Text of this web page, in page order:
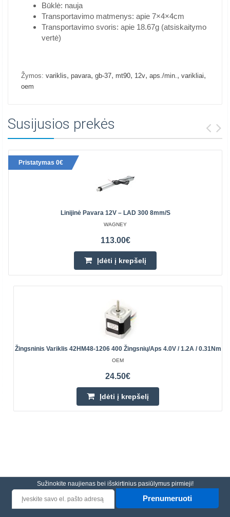
Būklė: nauja
Transportavimo matmenys: apie 7×4×4cm
Transportavimo svoris: apie 18.67g (atsiskaitymo
vertė)
Žymos: variklis, pavara, gb-37, mt90, 12v, aps./min., varikliai,
oem
Susijusios prekės
Pristatymas 0€
Linijinė Pavara 12V – LAD 300 8mm/s
WAGNEY
113.00€
Įdėti į krepšelį
Žingsninis Variklis 42HM48-1206 400 Žingsnių/aps 4.0V / 1.2A / 0.31Nm
OEM
24.50€
Įdėti į krepšelį
Sužinokite naujienas bei išskirtinius pasiūlymus pirmieji!
Prenumeruoti